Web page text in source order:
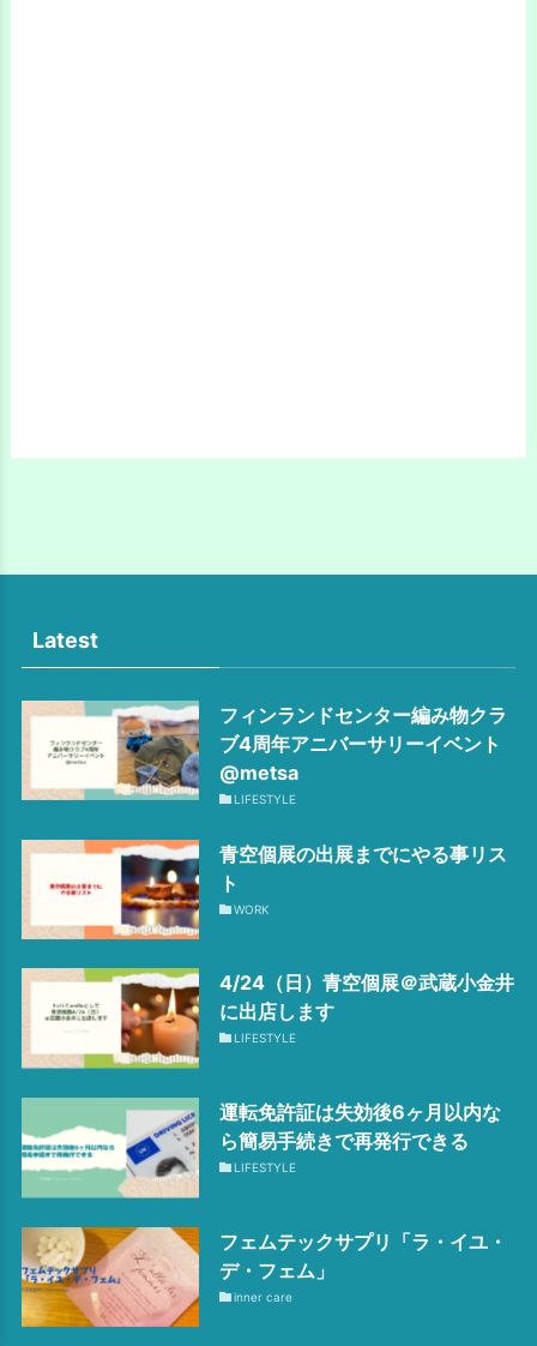
Latest
フィンランドセンター編み物クラ
ブ4周年アニバーサリーイベント
@metsa
LIFESTYLE
青空個展の出展までにやる事リス
ト
WORK
4/24（日）青空個展＠武蔵小金井
に出店します
LIFESTYLE
運転免許証は失効後6ヶ月以内な
ら簡易手続きで再発行できる
LIFESTYLE
フェムテックサプリ「ラ・イユ・
デ・フェム」
inner care